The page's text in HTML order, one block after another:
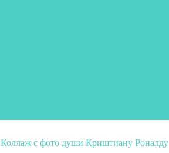
Коллаж с фото души Криштиану Роналду